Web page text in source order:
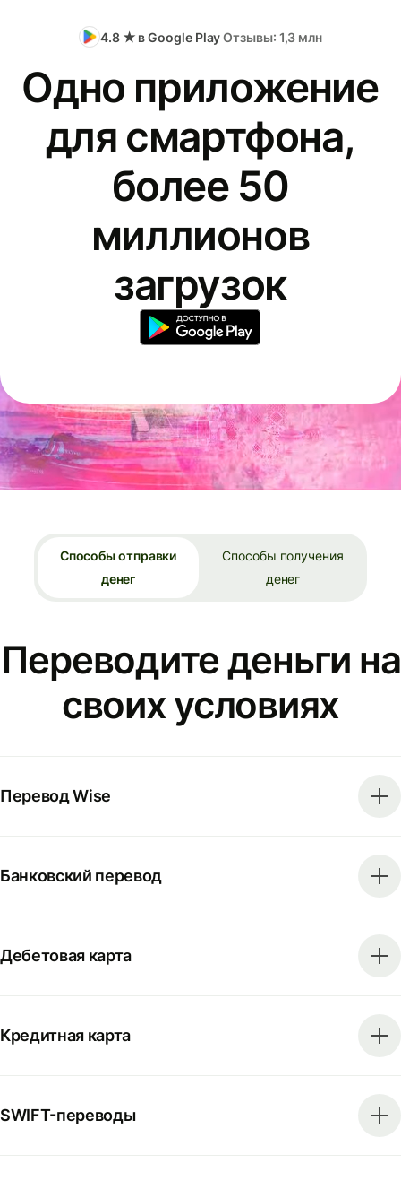
4.8 ★ в Google PlayОтзывы: 1,3 млн
Одно приложение
для смартфона,
более 50
миллионов
загрузок
Способы отправки
денег
Способы получения
денег
Переводите деньги на
своих условиях
Перевод Wise
Банковский перевод
Дебетовая карта
Кредитная карта
SWIFT-переводы